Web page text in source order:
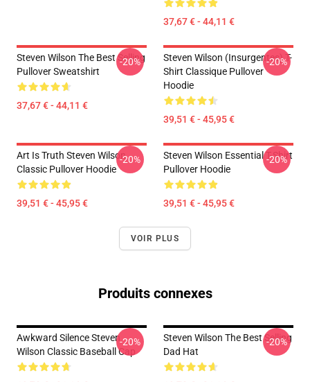
37,67 € - 44,11 €
Steven Wilson The Best Selling
Pullover Sweatshirt
37,67 € - 44,11 €
-20%
Steven Wilson (insurgentes) T-
Shirt Classique Pullover
Hoodie
39,51 € - 45,95 €
-20%
Art Is Truth Steven Wilson
Classic Pullover Hoodie
39,51 € - 45,95 €
-20%
Steven Wilson Essential T-Shirt
Pullover Hoodie
39,51 € - 45,95 €
-20%
VOIR PLUS
Produits connexes
Awkward Silence Steven
Wilson Classic Baseball Cap
-20%
Steven Wilson The Best Selling
Dad Hat
-20%